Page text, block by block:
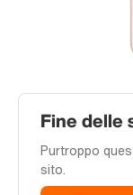
Fine delle
Purtroppo
sito.